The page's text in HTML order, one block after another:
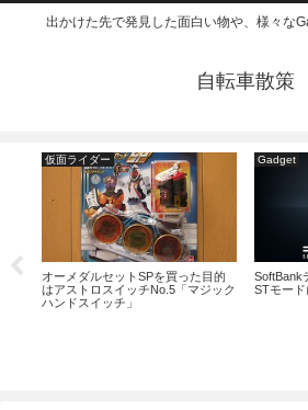
出かけた先で発見した面白い物や、様々な
自転車散策
仮面ライダー
オーメダルセットSPを買った目的
はアストロスイッチNo.5「マジック
ハンドスイッチ」
Gadget
SoftBank
STモード